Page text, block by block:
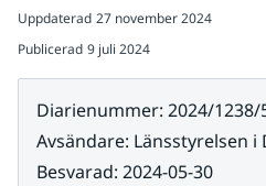
Uppdaterad 27 november 2024
Publicerad 9 juli 2024
Diarienummer: 2024/1238/
Avsändare: Länsstyrelsen i
Besvarad: 2024-05-30